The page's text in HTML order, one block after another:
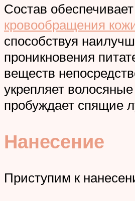
Состав
кровообращения
способствуя
проникновения
веществ
укрепляет
пробуждает спящие
Нанесение
Приступим к